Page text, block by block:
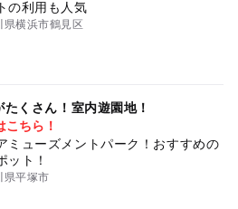
の利用も人気
県横浜市鶴見区
くさん！室内遊園地！
こちら！
ミューズメントパーク！おすすめの
ット！
県平塚市